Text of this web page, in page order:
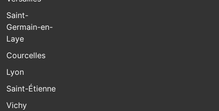
Saint-
Germain-en-
Laye
Courcelles
Lyon
Saint-Étienne
Vichy